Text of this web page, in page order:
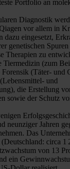
Portfolio an
Diagnostik
vor allem in
dazu eingesetzt,
genetischen
Therapien zu
Tiermedizin (zum
(Täter- und
und
die Erstellung
sowie der Schutz
neunziger Jahren
Das
circa
von 13
ein